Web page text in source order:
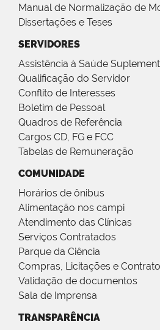
Manual de Normalização de
Dissertações e Teses
SERVIDORES
Assistência à Saúde
Qualificação do Servidor
Conflito de Interesses
Boletim de Pessoal
Quadros de Referência
Cargos CD, FG e FCC
Tabelas de Remuneração
COMUNIDADE
Horários de ônibus
Alimentação nos campi
Atendimento das Clínicas
Serviços Contratados
Parque da Ciência
Compras, Licitações e
Validação de documentos
Sala de Imprensa
TRANSPARÊNCIA